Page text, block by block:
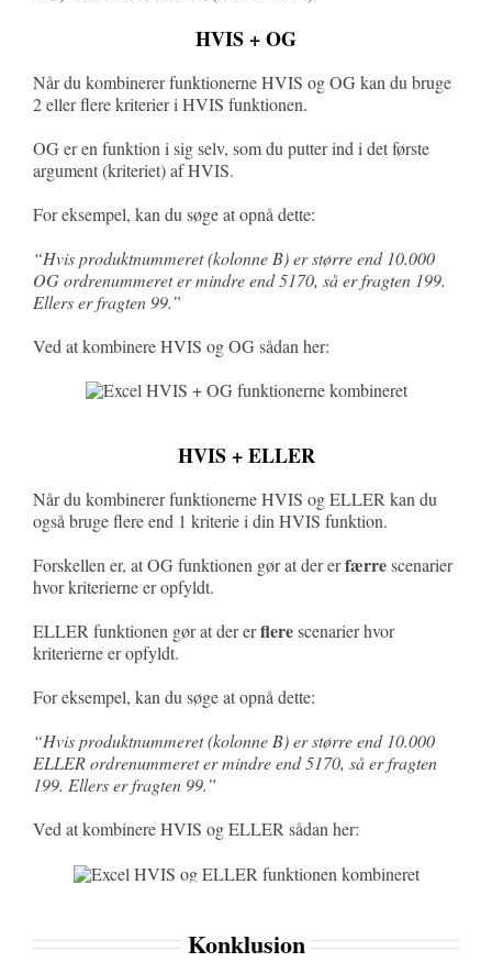
HVIS + OG
Når du kombinerer funktionerne HVIS og OG kan du bruge
2 eller flere kriterier i HVIS funktionen.
OG er en funktion i sig selv, som du putter ind i det første
argument (kriteriet) af HVIS.
For eksempel, kan du søge at opnå dette:
“Hvis produktnummeret (kolonne B) er større end 10.000
OG ordrenummeret er mindre end 5170, så er fragten 199.
Ellers er fragten 99.”
Ved at kombinere HVIS og OG sådan her:
HVIS + ELLER
Når du kombinerer funktionerne HVIS og ELLER kan du
også bruge flere end 1 kriterie i din HVIS funktion.
Forskellen er, at OG funktionen gør at der erfærrescenarier
hvor kriterierne er opfyldt.
ELLER funktionen gør at der erflerescenarier hvor
kriterierne er opfyldt.
For eksempel, kan du søge at opnå dette:
“Hvis produktnummeret (kolonne B) er større end 10.000
ELLER ordrenummeret er mindre end 5170, så er fragten
199. Ellers er fragten 99.”
Ved at kombinere HVIS og ELLER sådan her:
Konklusion